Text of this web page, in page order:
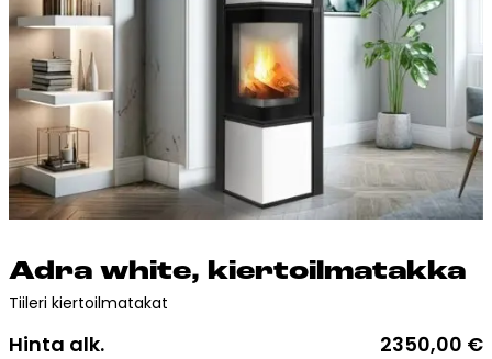
Leivin -ja lämpiöuunit
Hellat
Kiertoilmatakat ja kamiinat
Grillit ja pihakeittiöt
Kiukaat
Hormit
Esitteet, hinnastot ja ohjeet
Kotikäynti
Ad­ra whi­te, kier­toil­ma­tak­ka
Tiileri kiertoilmatakat
Hinta alk. 2350,00 €